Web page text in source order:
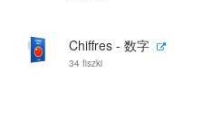
Chiffres - 数字
34 fiszki